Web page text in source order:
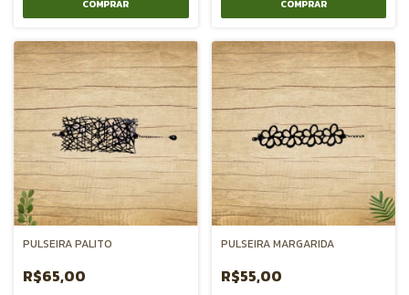
PULSEIRA PALITO
R$65,00
PULSEIRA MARGARIDA
R$55,00